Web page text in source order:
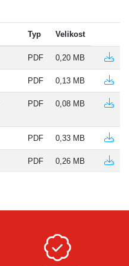
Typ Velikost
PDF 0,20 MB
PDF 0,13 MB
PDF 0,08 MB
PDF 0,33 MB
PDF 0,26 MB